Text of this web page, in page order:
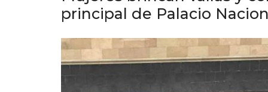
principal de Palacio